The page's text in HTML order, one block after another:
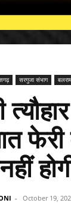
सरगुजा संभाग
फेरी
- October 19,